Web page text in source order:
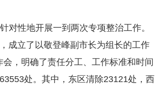
性地开展一到两次专项整治工作。
成立了以敬登峰副市长为组长的工作
，明确了责任分工、工作标准和时间
处。其中，东区清除23121处，西